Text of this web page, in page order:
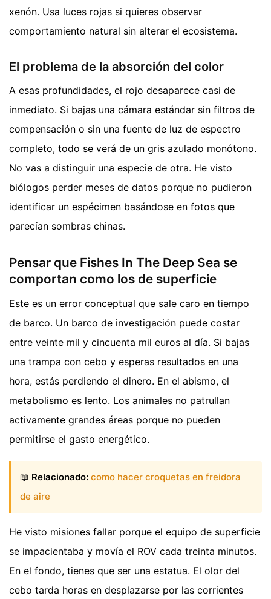
xenón. Usa luces rojas si quieres observar
comportamiento natural sin alterar el ecosistema.
El problema de la absorción del color
A esas profundidades, el rojo desaparece casi de
inmediato. Si bajas una cámara estándar sin filtros de
compensación o sin una fuente de luz de espectro
completo, todo se verá de un gris azulado monótono.
No vas a distinguir una especie de otra. He visto
biólogos perder meses de datos porque no pudieron
identificar un espécimen basándose en fotos que
parecían sombras chinas.
Pensar que Fishes In The Deep Sea se
comportan como los de superficie
Este es un error conceptual que sale caro en tiempo
de barco. Un barco de investigación puede costar
entre veinte mil y cincuenta mil euros al día. Si bajas
una trampa con cebo y esperas resultados en una
hora, estás perdiendo el dinero. En el abismo, el
metabolismo es lento. Los animales no patrullan
activamente grandes áreas porque no pueden
permitirse el gasto energético.
📖 Relacionado: como hacer croquetas en freidora
de aire
He visto misiones fallar porque el equipo de superficie
se impacientaba y movía el ROV cada treinta minutos.
En el fondo, tienes que ser una estatua. El olor del
cebo tarda horas en desplazarse por las corrientes